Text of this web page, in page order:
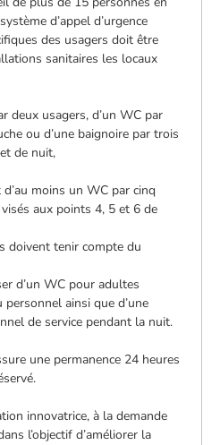
d’appel d’urgence
des usagers doit être
sanitaires les locaux
deux usagers, d’un WC par
ou d’une baignoire par trois
de nuit,
moins un WC par cinq
aux points 4, 5 et 6 de
doivent tenir compte du
d’un WC pour adultes
ainsi que d’une
de service pendant la nuit.
une permanence 24 heures
innovatrice, à la demande
l’objectif d’améliorer la